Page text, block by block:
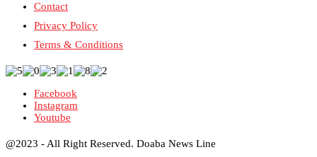
Contact
Privacy Policy
Terms & Conditions
Facebook
Instagram
Youtube
@2023 - All Right Reserved. Doaba News Line